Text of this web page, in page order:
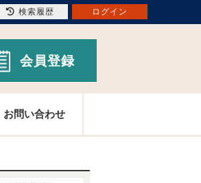
会員登録
お問い合わせ
検索履歴 ログイン